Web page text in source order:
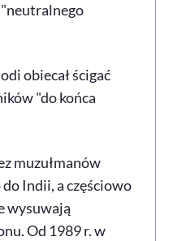
"neutralnego
obiecał ścigać
"do końca
muzułmanów
Indii, a częściowo
wysuwają
Od 1989 r. w